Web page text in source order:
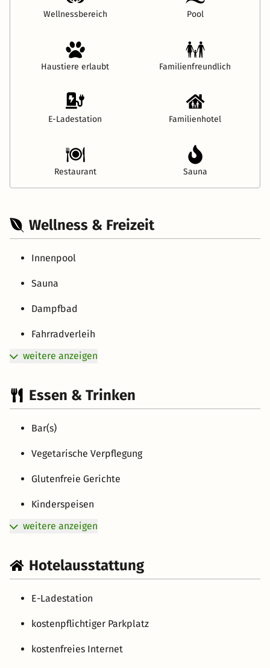
Wellnessbereich Pool
Haustiere erlaubt Familienfreundlich
E-Ladestation Familienhotel
Restaurant Sauna
Wellness & Freizeit
Innenpool
Sauna
Dampfbad
Fahrradverleih
weitere anzeigen
Essen & Trinken
Bar(s)
Vegetarische Verpflegung
Glutenfreie Gerichte
Kinderspeisen
weitere anzeigen
Hotelausstattung
E-Ladestation
kostenpflichtiger Parkplatz
kostenfreies Internet